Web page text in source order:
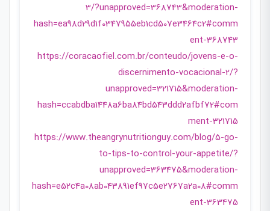
3/?unapproved=368743&moderation-
hash=ea98d29d1f0347955eb1cd507e3464c2#comm
ent-368743
https://coracaofiel.com.br/conteudo/jovens-e-o-
discernimento-vocacional-2/?
unapproved=321715&moderation-
hash=ccabdba1448a6ba84bd543ddd2afbf72#com
ment-321715
https://www.theangrynutritionguy.com/blog/5-go-
to-tips-to-control-your-appetite/?
unapproved=363475&moderation-
hash=e52c4a08ab043891ef97c5e2767a2a08#comm
ent-363475